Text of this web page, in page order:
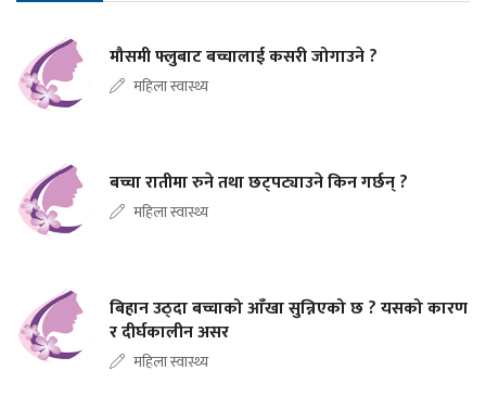
मौसमी फ्लुबाट बच्चालाई कसरी जोगाउने ?
महिला स्वास्थ्य
बच्चा रातीमा रुने तथा छट्पट्याउने किन गर्छन् ?
महिला स्वास्थ्य
बिहान उठ्दा बच्चाको आँखा सुन्निएको छ ? यसको कारण
र दीर्घकालीन असर
महिला स्वास्थ्य